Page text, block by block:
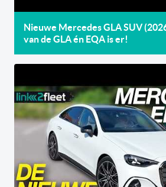
Nieuwe Mercedes GLA SUV
van de GLA én EQA is er!